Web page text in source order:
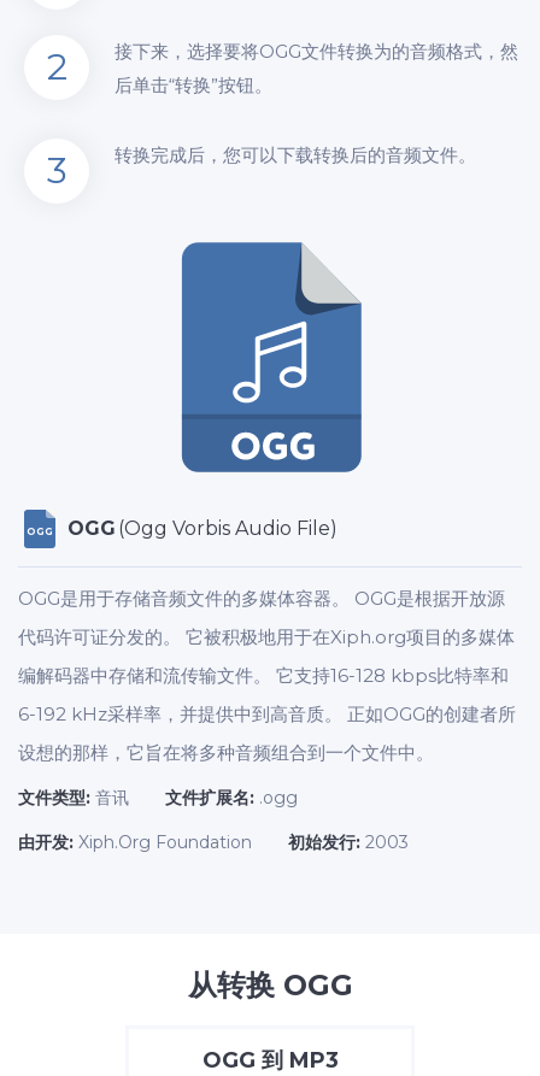
2
接下来，选择要将OGG文件转换为的音频格式，然
后单击“转换”按钮。
3 转换完成后，您可以下载转换后的音频文件。
OGG OGG (Ogg Vorbis Audio File)
OGG是用于存储音频文件的多媒体容器。 OGG是根据开放源
代码许可证分发的。 它被积极地用于在Xiph.org项目的多媒体
编解码器中存储和流传输文件。 它支持16-128 kbps比特率和
6-192 kHz采样率，并提供中到高音质。 正如OGG的创建者所
设想的那样，它旨在将多种音频组合到一个文件中。
文件类型: 音讯 文件扩展名: .ogg
由开发: Xiph.Org Foundation 初始发行: 2003
从转换 OGG
OGG 到 MP3